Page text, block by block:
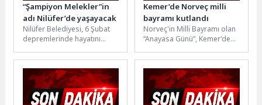
“Şampiyon Melekler”in
adı Nilüfer’de yaşayacak
Nilüfer Belediyesi, 6 Şubat
depremlerinde hayatını
Melekler”in adını Beşevler
Cimnastik Salonu'nda
ölümsüzleştirdi....
Kemer’de Norveç milli
bayramı kutlandı
Norveç'in Milli Bayramı olan
“Anayasa Günü”, Kemer'de
Norveçliler tarafından
kutlandı. Kutlamaya...